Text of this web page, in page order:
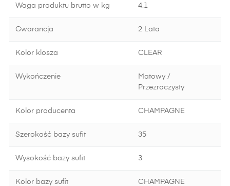
Waga produktu brutto w kg 4.1
Gwarancja 2 Lata
Kolor klosza CLEAR
Wykończenie
Matowy /
Przezroczysty
Kolor producenta CHAMPAGNE
Szerokość bazy sufit 35
Wysokość bazy sufit 3
Kolor bazy sufit CHAMPAGNE